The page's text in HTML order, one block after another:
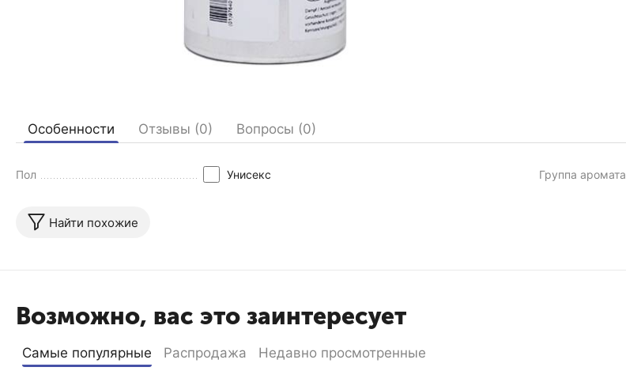
Особенности Отзывы (0) Вопросы (0)
Пол Унисекс Группа аромата
Найти похожие
Возможно, вас это заинтересует
Самые популярные Распродажа Недавно просмотренные